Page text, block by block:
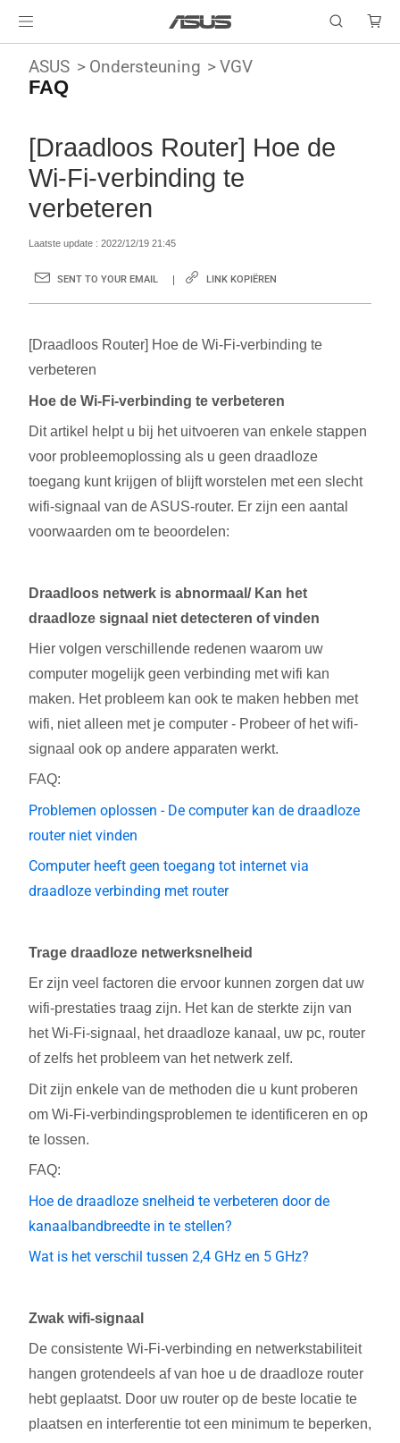
ASUS Ondersteuning VGV
FAQ
[Draadloos Router] Hoe de
Wi-Fi-verbinding te
verbeteren
Laatste update : 2022/12/19 21:45
SENT TO YOUR EMAIL LINK KOPIËREN
[Draadloos Router] Hoe de Wi-Fi-verbinding te
verbeteren
Hoe de Wi-Fi-verbinding te verbeteren
Dit artikel helpt u bij het uitvoeren van enkele stappen
voor probleemoplossing als u geen draadloze
toegang kunt krijgen of blijft worstelen met een slecht
wifi-signaal van de ASUS-router. Er zijn een aantal
voorwaarden om te beoordelen:
Draadloos netwerk is abnormaal/ Kan het
draadloze signaal niet detecteren of vinden
Hier volgen verschillende redenen waarom uw
computer mogelijk geen verbinding met wifi kan
maken. Het probleem kan ook te maken hebben met
wifi, niet alleen met je computer - Probeer of het wifi-
signaal ook op andere apparaten werkt.
FAQ:
Problemen oplossen - De computer kan de draadloze
router niet vinden
Computer heeft geen toegang tot internet via
draadloze verbinding met router
Trage draadloze netwerksnelheid
Er zijn veel factoren die ervoor kunnen zorgen dat uw
wifi-prestaties traag zijn. Het kan de sterkte zijn van
het Wi-Fi-signaal, het draadloze kanaal, uw pc, router
of zelfs het probleem van het netwerk zelf.
Dit zijn enkele van de methoden die u kunt proberen
om Wi-Fi-verbindingsproblemen te identificeren en op
te lossen.
FAQ:
Hoe de draadloze snelheid te verbeteren door de
kanaalbandbreedte in te stellen?
Wat is het verschil tussen 2,4 GHz en 5 GHz?
Zwak wifi-signaal
De consistente Wi-Fi-verbinding en netwerkstabiliteit
hangen grotendeels af van hoe u de draadloze router
hebt geplaatst. Door uw router op de beste locatie te
plaatsen en interferentie tot een minimum te beperken,